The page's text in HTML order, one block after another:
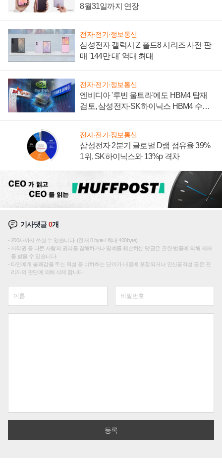
8월31일까지 연장
전자·전기·정보통신
삼성전자 갤럭시 Z 폴드8 시리즈 사전 판
매 '144만 대' 역대 최대
전자·전기·정보통신
엔비디아 '루빈 울트라'에도 HBM4 탑재
검토, 삼성전자·SK하이닉스 HBM4 수율
전자·전기·정보통신
삼성전자 2분기 글로벌 D램 점유율 39%
1위, SK하이닉스와 13%p 격차
기사댓글0개
200자까지 쓰실 수 있습니다. (현재 0 byte / 최대 400byte)
저작권 등 다른 사람의 권리를 침해하거나 명예를 훼손하는 댓글은 관련 법률에 의해 제재
를 받을 수 있습니다.
타인에게 불쾌감을 주는 욕설 등 비하하는 단어가 내용에 포함되거나 인신공격성 글은 관
리자의 판단에 의해 삭제 합니다.